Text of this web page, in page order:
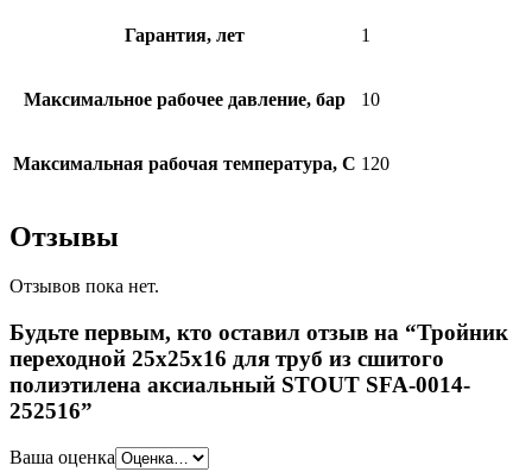
Гарантия, лет 1
Максимальное рабочее давление, бар 10
Максимальная рабочая температура, C 120
Отзывы
Отзывов пока нет.
Будьте первым, кто оставил отзыв на “Тройник
переходной 25x25x16 для труб из сшитого
полиэтилена аксиальный STOUT SFA-0014-
252516”
Ваша оценка